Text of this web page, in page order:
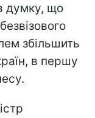
думку, що
збільшить
в першу